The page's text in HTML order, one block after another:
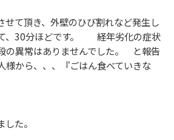
せて頂き、外壁のひび割れなど発生し
、30分ほどです。 経年劣化の症状
の異常はありませんでした。 と報告
様から、、、『ごはん食べていきな
た。